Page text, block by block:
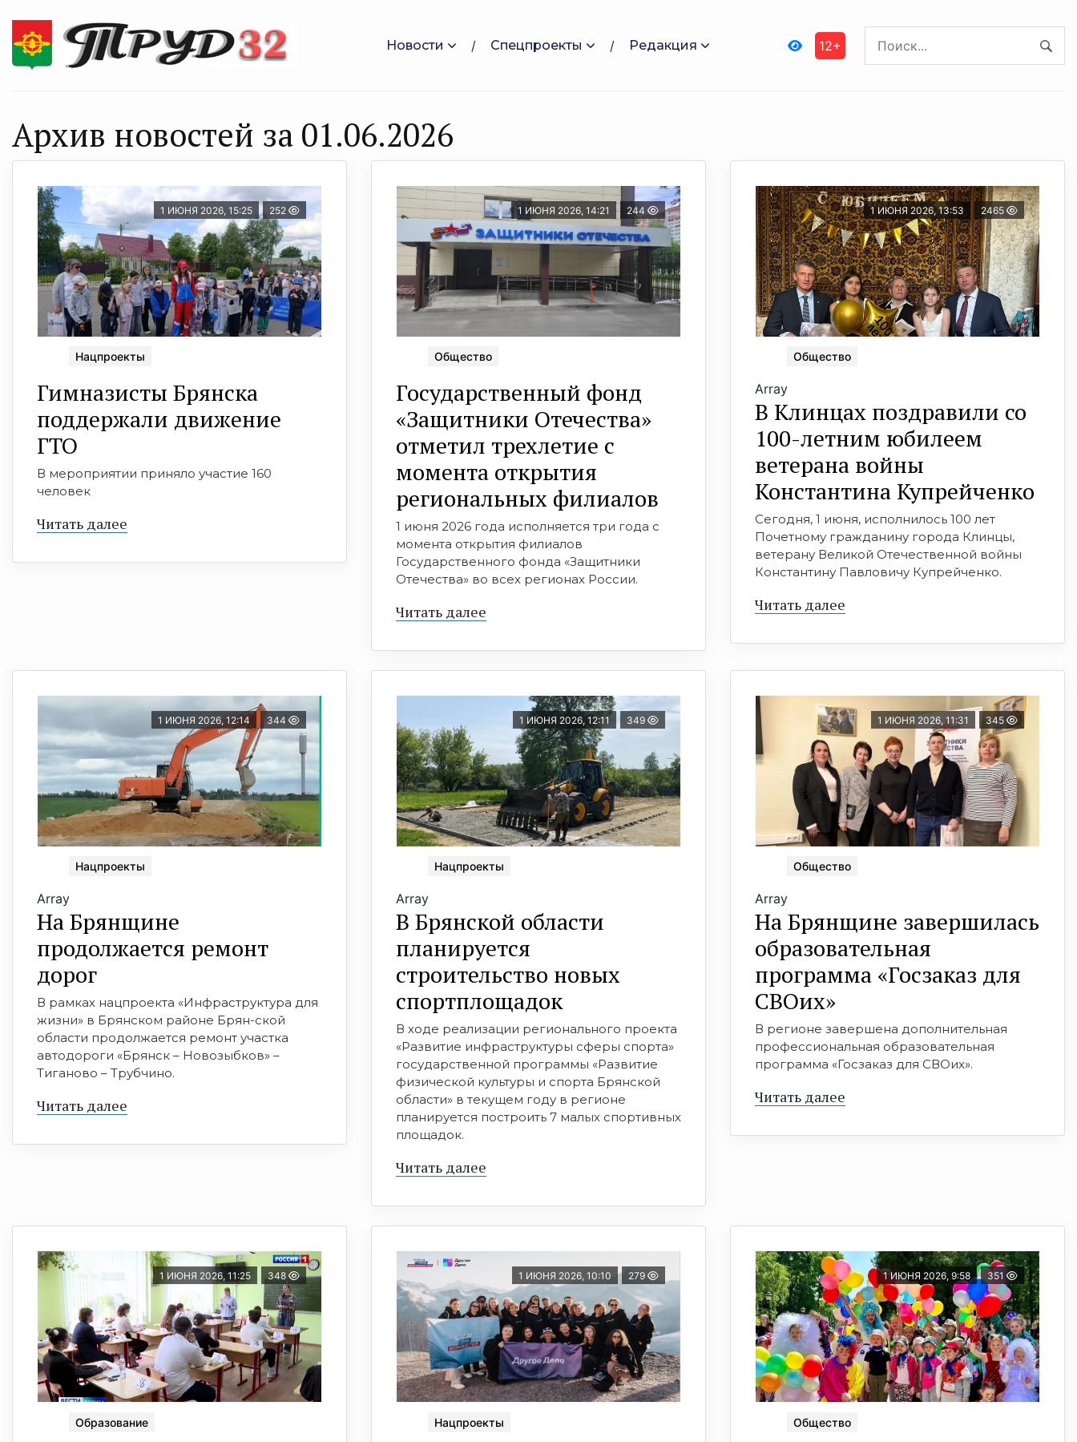
Новости Спецпроекты Редакция 12+
Архив новостей за 01.06.2026
1 ИЮНЯ 2026, 15:25 252
Нацпроекты
Гимназисты Брянска
поддержали движение
ГТО
В мероприятии приняло участие 160
человек
Читать далее
1 ИЮНЯ 2026, 14:21 244
Общество
Государственный фонд
«Защитники Отечества»
отметил трехлетие с
момента открытия
региональных филиалов
1 июня 2026 года исполняется три года с
момента открытия филиалов
Государственного фонда «Защитники
Отечества» во всех регионах России.
Читать далее
1 ИЮНЯ 2026, 13:53 2465
Общество
Array
В Клинцах поздравили со
100-летним юбилеем
ветерана войны
Константина Купрейченко
Сегодня, 1 июня, исполнилось 100 лет
Почетному гражданину города Клинцы,
ветерану Великой Отечественной войны
Константину Павловичу Купрейченко.
Читать далее
1 ИЮНЯ 2026, 12:14 344
Нацпроекты
Array
На Брянщине
продолжается ремонт
дорог
В рамках нацпроекта «Инфраструктура для
жизни» в Брянском районе Брян-ской
области продолжается ремонт участка
автодороги «Брянск – Новозыбков» –
Тиганово – Трубчино.
Читать далее
1 ИЮНЯ 2026, 12:11 349
Нацпроекты
Array
В Брянской области
планируется
строительство новых
спортплощадок
В ходе реализации регионального проекта
«Развитие инфраструктуры сферы спорта»
государственной программы «Развитие
физической культуры и спорта Брянской
области» в текущем году в регионе
планируется построить 7 малых спортивных
площадок.
Читать далее
1 ИЮНЯ 2026, 11:31 345
Общество
Array
На Брянщине завершилась
образовательная
программа «Госзаказ для
СВОих»
В регионе завершена дополнительная
профессиональная образовательная
программа «Госзаказ для СВОих».
Читать далее
1 ИЮНЯ 2026, 11:25 348
Образование
1 ИЮНЯ 2026, 10:10 279
Нацпроекты
1 ИЮНЯ 2026, 9:58 351
Общество